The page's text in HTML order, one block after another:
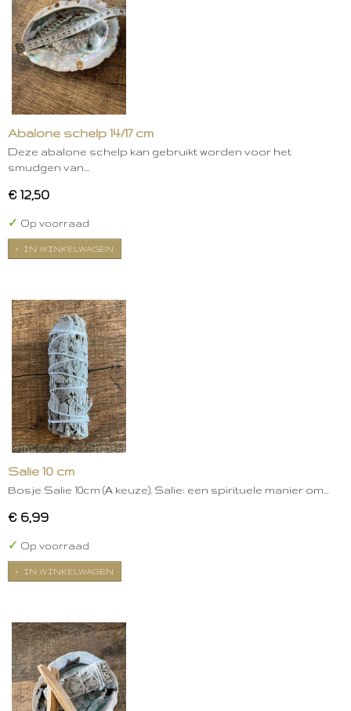
Abalone schelp 14/17 cm
Deze abalone schelp kan gebruikt worden voor het
smudgen van…
€ 12,50
✓ Op voorraad
IN WINKELWAGEN
Salie 10 cm
Bosje Salie 10cm (A keuze). Salie: een spirituele manier om…
€ 6,99
✓ Op voorraad
IN WINKELWAGEN